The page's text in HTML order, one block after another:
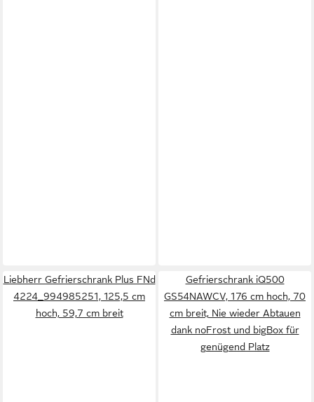
Liebherr Gefrierschrank Plus FNd
4224_994985251, 125,5 cm
hoch, 59,7 cm breit
Gefrierschrank iQ500
GS54NAWCV, 176 cm hoch, 70
cm breit, Nie wieder Abtauen
dank noFrost und bigBox für
genügend Platz